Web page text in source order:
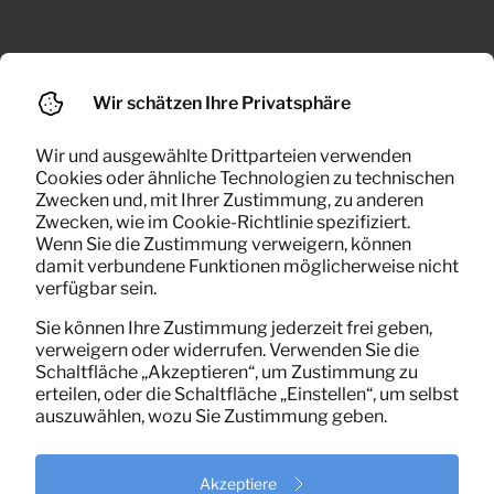
bearbeitet
Wir beraten Sie gerne und vereinbaren
Ihren Wunschtermin für die Lieferung
Wir schätzen Ihre Privatsphäre
Wir und ausgewählte Drittparteien verwenden
Cookies oder ähnliche Technologien zu technischen
Zwecken und, mit Ihrer Zustimmung, zu anderen
Zwecken, wie im Cookie-Richtlinie spezifiziert.
Wenn Sie die Zustimmung verweigern, können
damit verbundene Funktionen möglicherweise nicht
verfügbar sein.
Sie können Ihre Zustimmung jederzeit frei geben,
verweigern oder widerrufen. Verwenden Sie die
Schaltfläche „Akzeptieren“, um Zustimmung zu
erteilen, oder die Schaltfläche „Einstellen“, um selbst
auszuwählen, wozu Sie Zustimmung geben.
Akzeptiere